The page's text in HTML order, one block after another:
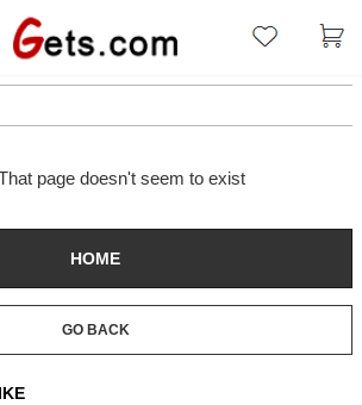
page doesn't seem to exist
HOME
GO BACK